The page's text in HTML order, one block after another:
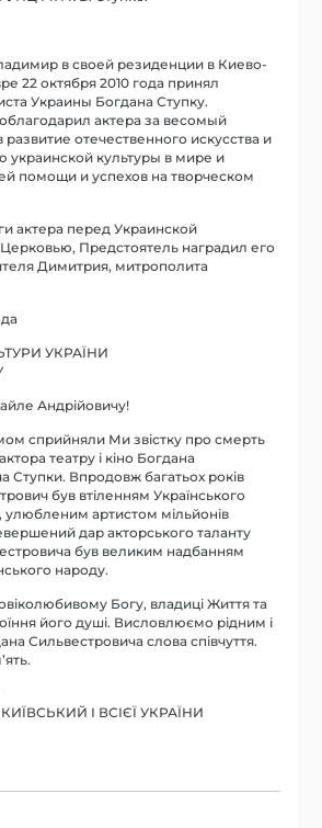
в своей резиденции в Киево-
22 октября 2010 года принял
Украины Богдана Ступку.
актера за весомый
отечественного искусства и
украинской культуры в мире и
помощи и успехов на творческом
актера перед Украинской
Предстоятель наградил его
Димитрия, митрополита
УКРАЇНИ
Андрійовичу!
сприйняли Ми звістку про смерть
театру і кіно Богдана
Ступки. Впродовж багатьох років
був втіленням Українського
улюбленим артистом мільйонів
дар акторського таланту
був великим надбанням
народу.
Богу, владиці Життя та
його душі. Висловлюємо рідним і
Сильвестровича слова співчуття.
І ВСІЄЇ УКРАЇНИ